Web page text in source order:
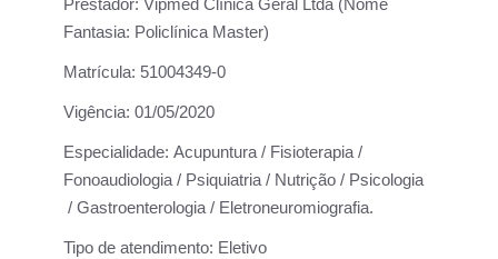
Prestador: Vipmed Clínica Geral Ltda (Nome
Fantasia: Policlínica Master)
Matrícula: 51004349-0
Vigência: 01/05/2020
Especialidade: Acupuntura / Fisioterapia /
Fonoaudiologia / Psiquiatria / Nutrição / Psicologia
/ Gastroenterologia / Eletroneuromiografia.
Tipo de atendimento: Eletivo